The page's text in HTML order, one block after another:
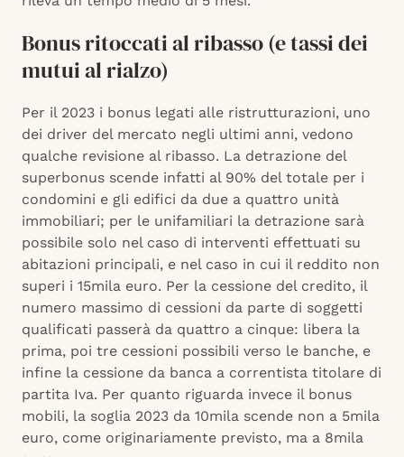
Bonus ritoccati al ribasso (e tassi dei
mutui al rialzo)
Per il 2023 i bonus legati alle ristrutturazioni, uno
dei driver del mercato negli ultimi anni, vedono
qualche revisione al ribasso. La detrazione del
superbonus scende infatti al 90% del totale per i
condomini e gli edifici da due a quattro unità
immobiliari; per le unifamiliari la detrazione sarà
possibile solo nel caso di interventi effettuati su
abitazioni principali, e nel caso in cui il reddito non
superi i 15mila euro. Per la cessione del credito, il
numero massimo di cessioni da parte di soggetti
qualificati passerà da quattro a cinque: libera la
prima, poi tre cessioni possibili verso le banche, e
infine la cessione da banca a correntista titolare di
partita Iva. Per quanto riguarda invece il bonus
mobili, la soglia 2023 da 10mila scende non a 5mila
euro, come originariamente previsto, ma a 8mila